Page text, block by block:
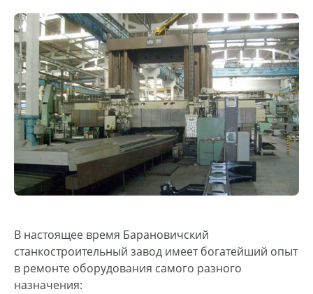
В настоящее время Барановичский
станкостроительный завод имеет богатейший опыт
в ремонте оборудования самого разного
назначения: